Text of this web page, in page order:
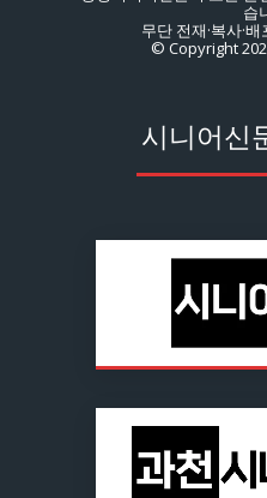
습
무단 전재·복사·
© Copyright
시니어신